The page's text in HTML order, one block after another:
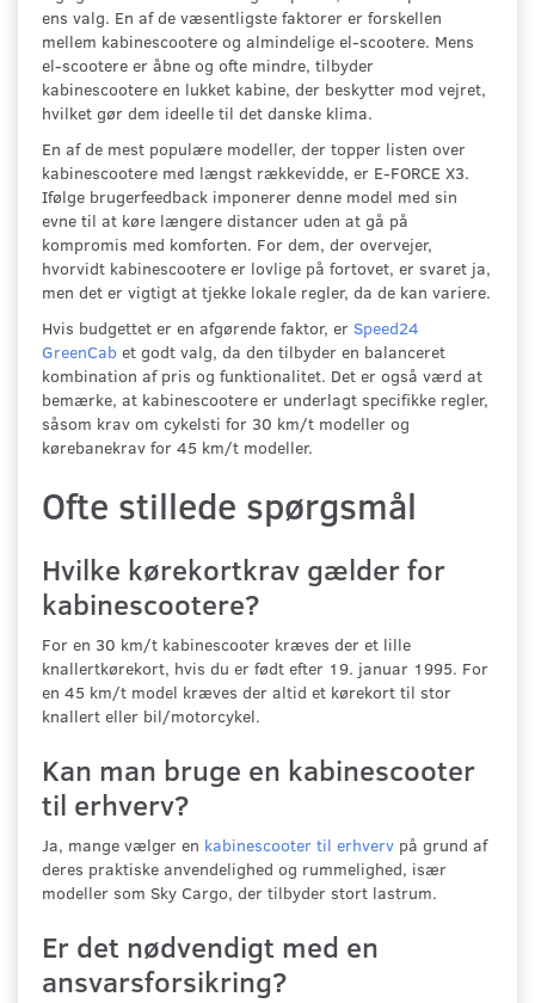
ens valg. En af de væsentligste faktorer er forskellen
mellem kabinescootere og almindelige el-scootere. Mens
el-scootere er åbne og ofte mindre, tilbyder
kabinescootere en lukket kabine, der beskytter mod vejret,
hvilket gør dem ideelle til det danske klima.
En af de mest populære modeller, der topper listen over
kabinescootere med længst rækkevidde, er E-FORCE X3.
Ifølge brugerfeedback imponerer denne model med sin
evne til at køre længere distancer uden at gå på
kompromis med komforten. For dem, der overvejer,
hvorvidt kabinescootere er lovlige på fortovet, er svaret ja,
men det er vigtigt at tjekke lokale regler, da de kan variere.
Hvis budgettet er en afgørende faktor, er Speed24
GreenCab et godt valg, da den tilbyder en balanceret
kombination af pris og funktionalitet. Det er også værd at
bemærke, at kabinescootere er underlagt specifikke regler,
såsom krav om cykelsti for 30 km/t modeller og
kørebanekrav for 45 km/t modeller.
Ofte stillede spørgsmål
Hvilke kørekortkrav gælder for
kabinescootere?
For en 30 km/t kabinescooter kræves der et lille
knallertkørekort, hvis du er født efter 19. januar 1995. For
en 45 km/t model kræves der altid et kørekort til stor
knallert eller bil/motorcykel.
Kan man bruge en kabinescooter
til erhverv?
Ja, mange vælger en kabinescooter til erhverv på grund af
deres praktiske anvendelighed og rummelighed, især
modeller som Sky Cargo, der tilbyder stort lastrum.
Er det nødvendigt med en
ansvarsforsikring?